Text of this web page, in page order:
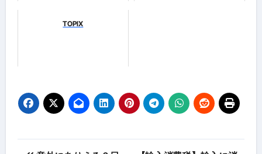
TOPIX